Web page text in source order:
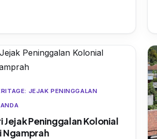
JEJAK PENINGGALAN
Jejak Peninggalan Kolonial
Ngamprah